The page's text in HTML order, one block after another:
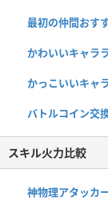
最初の仲間おす
かわいいキャラ
かっこいいキャ
バトルコイン交
スキル火力比較
神物理アタッカ